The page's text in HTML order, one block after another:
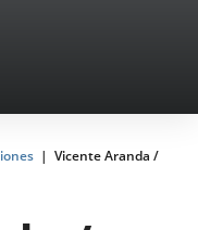
Vicente Aranda /